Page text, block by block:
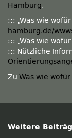
Hamburg.
::: „Was wie
hamburg.de/
::: „Was wie
::: Nützliche
Zu Was wie
Weitere